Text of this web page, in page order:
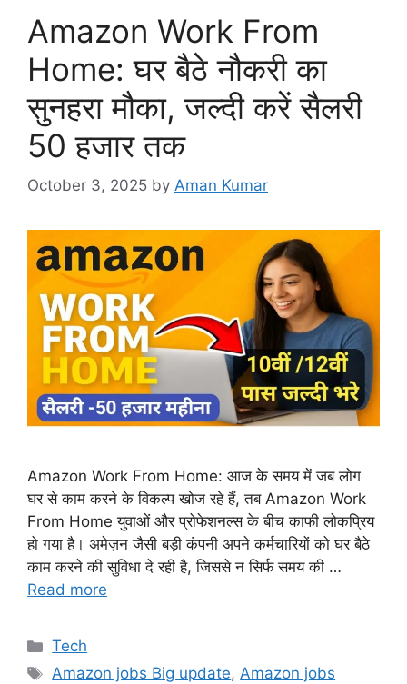
Amazon Work From
Home: घर बैठे नौकरी का
सुनहरा मौका, जल्दी करें सैलरी
50 हजार तक
October 3, 2025 by Aman Kumar
Amazon Work From Home: आज के समय में जब लोग
घर से काम करने के विकल्प खोज रहे हैं, तब Amazon Work
From Home युवाओं और प्रोफेशनल्स के बीच काफी लोकप्रिय
हो गया है। अमेज़न जैसी बड़ी कंपनी अपने कर्मचारियों को घर बैठे
काम करने की सुविधा दे रही है, जिससे न सिर्फ समय की …
Read more
Categories
Tech
Tags
Amazon jobs Big update,Amazon jobs